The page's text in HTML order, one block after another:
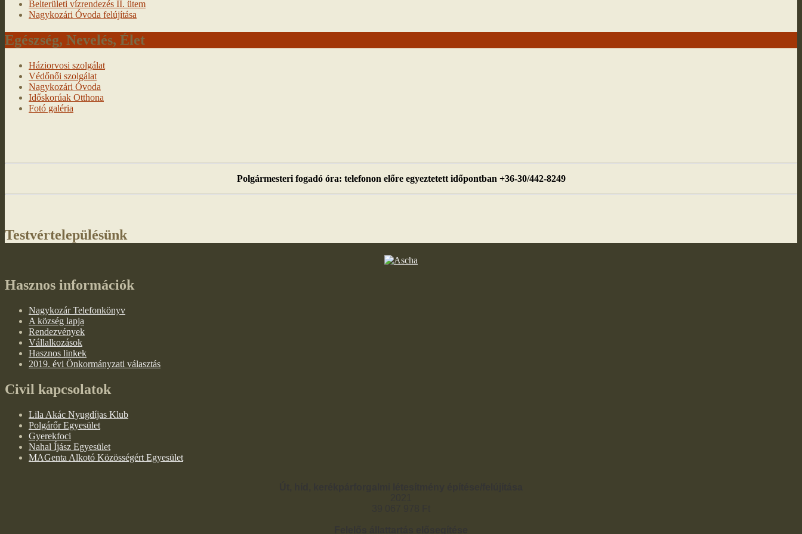
Belterületi vízrendezés II. ütem
Nagykozári Óvoda felújítása
Egészség, Nevelés, Élet
Háziorvosi szolgálat
Védőnői szolgálat
Nagykozári Óvoda
Időskorúak Otthona
Fotó galéria
Polgármesteri fogadó óra: telefonon előre egyeztetett időpontban +36-30/442-8249
Testvértelepülésünk
Hasznos információk
Nagykozár Telefonkönyv
A község lapja
Rendezvények
Vállalkozások
Hasznos linkek
2019. évi Önkormányzati választás
Civil kapcsolatok
Lila Akác Nyugdíjas Klub
Polgárőr Egyesület
Gyerekfoci
Nahal Íjász Egyesület
MAGenta Alkotó Közösségért Egyesület